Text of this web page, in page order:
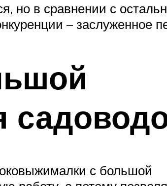
но в сравнении с
– заслуженное
с большой